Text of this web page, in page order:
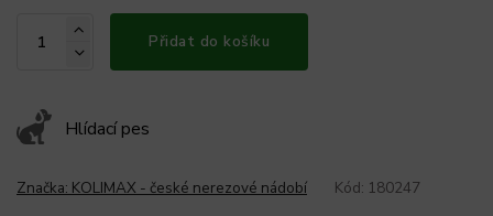
Přidat do košíku
Hlídací pes
Značka: KOLIMAX - české nerezové nádobí Kód: 180247